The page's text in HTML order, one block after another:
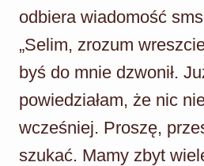
odbiera wiadomość
„Selim, zrozum
byś do mnie dzwonił.
powiedziałam, że nic
wcześniej. Proszę,
szukać. Mamy zbyt